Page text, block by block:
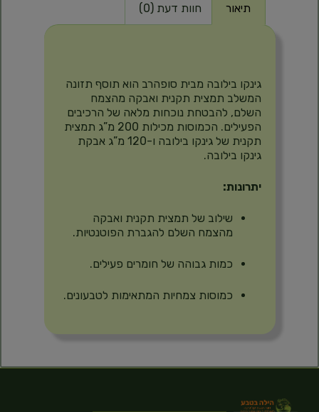
תיאור חוות דעת (0)
גינקו בילובה מבית סופהרב הוא תוסף תזונה
המשלב תמצית תקנית ואבקה מהצמח
השלם, להבטחת נוכחות מלאה של הרכיבים
הפעילים.
הכמוסות מכילות 200 מ”ג תמצית
תקנית של גינקו בילובה ו-120 מ”ג אבקת
גינקו בילובה.
יתרונות:
שילוב של תמצית תקנית ואבקה
מהצמח השלם להגברת הפוטנטיות.
כמות גבוהה של חומרים פעילים.
כמוסות צמחיות המתאימות לטבעונים.